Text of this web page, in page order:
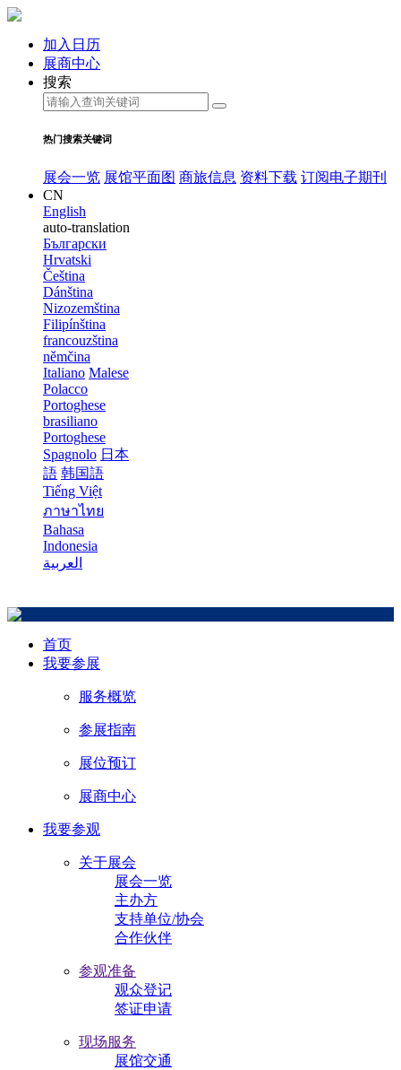
加入日历
展商中心
搜索
热门搜索关键词
展会一览 展馆平面图 商旅信息 资料下载 订阅电子期刊
CN
English
auto-translation
Български
Hrvatski
Čeština
Dánština
Nizozemština
Filipínština
francouzština
němčina
Italiano Malese
Polacco
Portoghese
brasiliano
Portoghese
Spagnolo 日本
語 韩国語
Tiếng Việt
ภาษาไทย
Bahasa
Indonesia
العربية
首页
我要参展
服务概览
参展指南
展位预订
展商中心
我要参观
关于展会
展会一览
主办方
支持单位/协会
合作伙伴
参观准备
观众登记
签证申请
现场服务
展馆交通